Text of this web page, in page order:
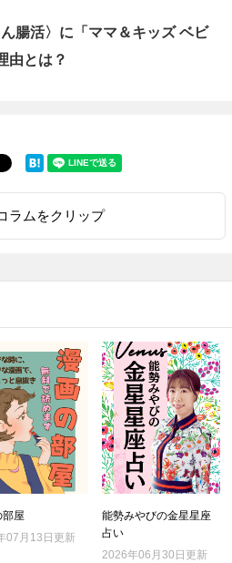
腸活〉に「ママ＆キッズ ベビ
由とは？
ラムをクリップ
部屋
07月13日更新
能勢みやびの金星星座
占い
2026年06月30日更新